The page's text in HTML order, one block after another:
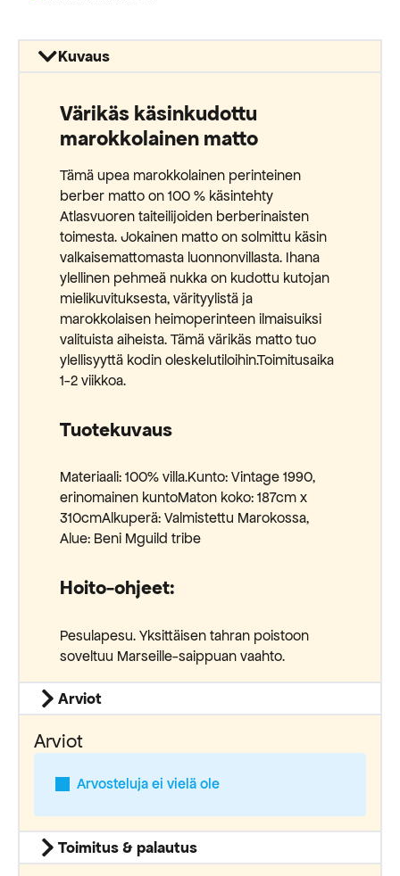
Kuvaus
Värikäs käsinkudottu
marokkolainen matto
Tämä upea marokkolainen perinteinen
berber matto on 100 % käsintehty
Atlasvuoren taiteilijoiden berberinaisten
toimesta. Jokainen matto on solmittu käsin
valkaisemattomasta luonnonvillasta. Ihana
ylellinen pehmeä nukka on kudottu kutojan
mielikuvituksesta, värityylistä ja
marokkolaisen heimoperinteen ilmaisuiksi
valituista aiheista. Tämä värikäs matto tuo
ylellisyyttä kodin oleskelutiloihin.Toimitusaika
1-2 viikkoa.
Tuotekuvaus
Materiaali: 100% villa.Kunto: Vintage 1990,
erinomainen kuntoMaton koko: 187cm x
310cmAlkuperä: Valmistettu Marokossa,
Alue: Beni Mguild tribe
Hoito-ohjeet:
Pesulapesu. Yksittäisen tahran poistoon
soveltuu Marseille-saippuan vaahto.
Arviot
Arviot
Arvosteluja ei vielä ole
Toimitus & palautus